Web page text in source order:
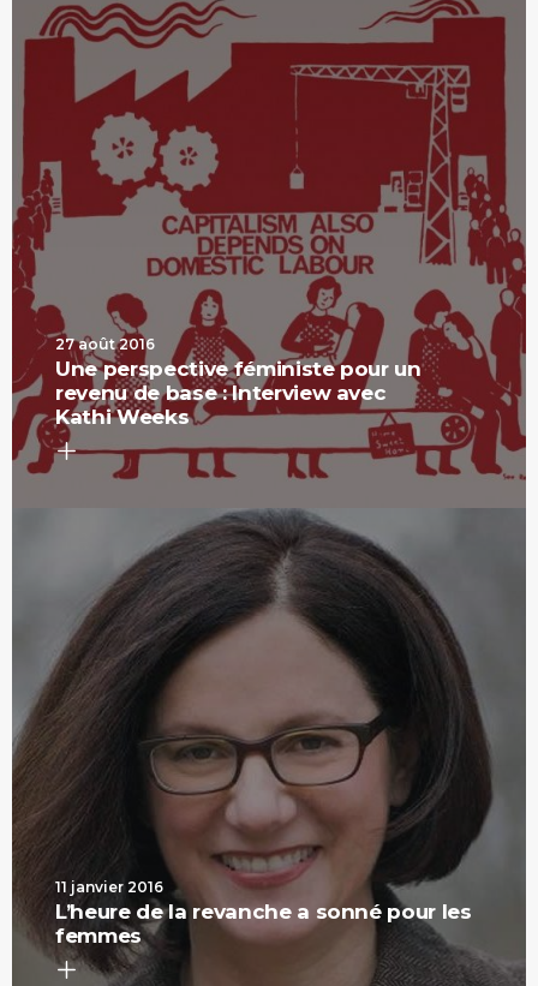
27 août 2016
Une perspective féministe pour un
revenu de base : Interview avec
Kathi Weeks
11 janvier 2016
L’heure de la revanche a sonné pour les
femmes